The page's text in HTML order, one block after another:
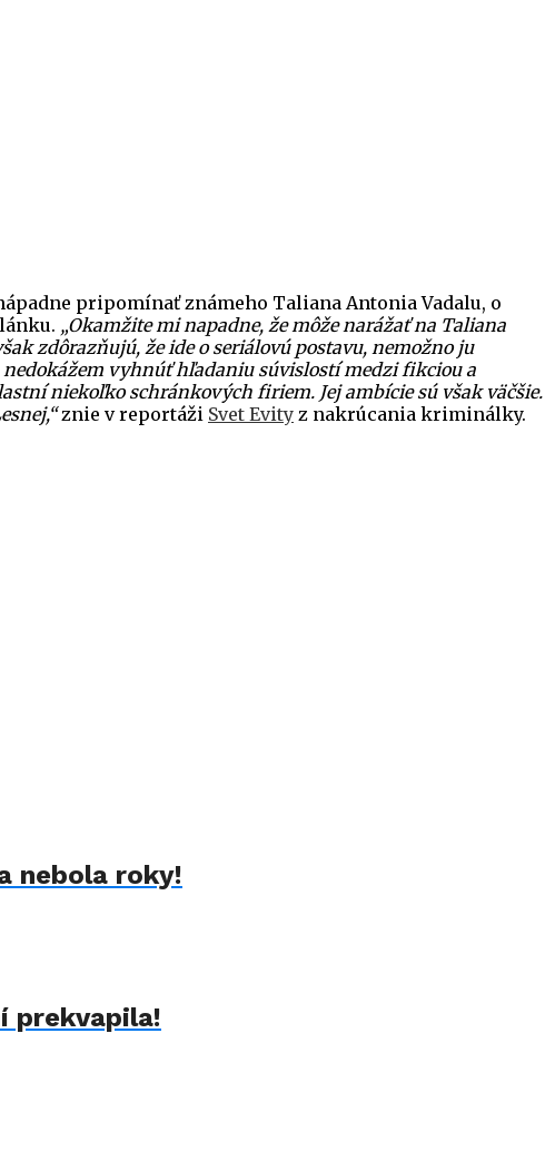
pripomínať známeho Taliana Antonia Vadalu, o
„Okamžite mi napadne, že môže narážať na Taliana
zdôrazňujú, že ide o seriálovú postavu, nemožno ju
vyhnúť hľadaniu súvislostí medzi fikciou a
niekoľko schránkových firiem. Jej ambície sú však väčšie.
znie v reportáži Svet Evity z nakrúcania kriminálky.
nebola roky!
prekvapila!